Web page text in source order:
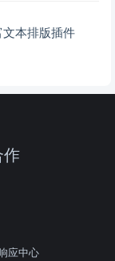
本排版插件
应中心